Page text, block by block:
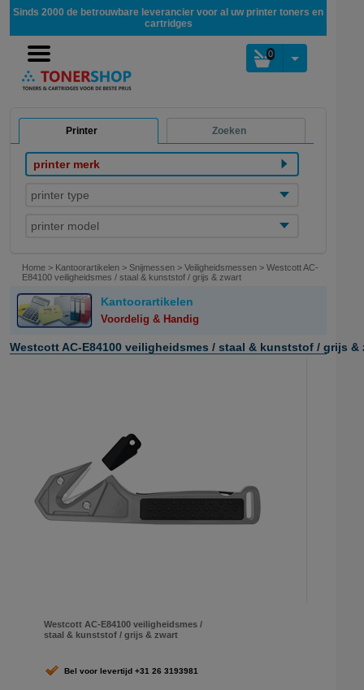
Sinds 2000 de betrouwbare leverancier voor al uw printer toners en
cartridges
0
Printer Zoeken
printer merk
printer type
printer model
Home > Kantoorartikelen > Snijmessen > Veiligheidsmessen > Westcott AC-
E84100 veiligheidsmes / staal & kunststof / grijs & zwart
Kantoorartikelen
Voordelig & Handig
Westcott AC-E84100 veiligheidsmes / staal & kunststof / grijs &
Westcott AC-E84100 veiligheidsmes /
staal & kunststof / grijs & zwart
Bel voor levertijd +31 26 3193981